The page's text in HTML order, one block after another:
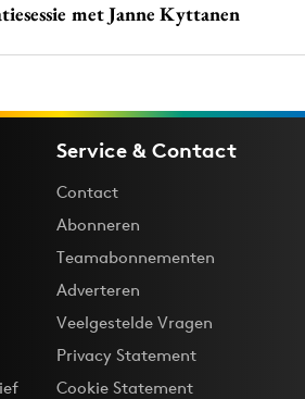
met Janne Kyttanen
Service & Contact
Contact
Abonneren
Teamabonnementen
Adverteren
Veelgestelde Vragen
Privacy Statement
Cookie Statement